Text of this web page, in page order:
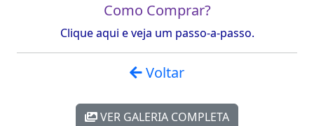
Como Comprar?
Clique aqui e veja um passo-a-passo.
Voltar
VER GALERIA COMPLETA